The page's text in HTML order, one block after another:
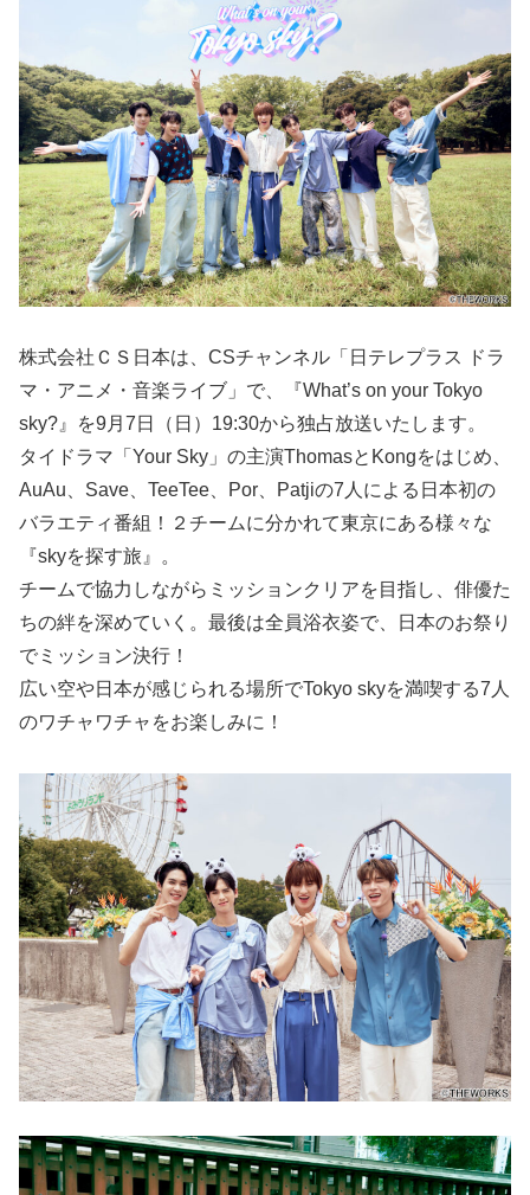
株式会社ＣＳ日本は、CSチャンネル「日テレプラス ドラ
マ・アニメ・音楽ライブ」で、『What’s on your Tokyo
sky?』を9月7日（日）19:30から独占放送いたします。
タイドラマ「Your Sky」の主演ThomasとKongをはじめ、
AuAu、Save、TeeTee、Por、Patjiの7人による日本初の
バラエティ番組！２チームに分かれて東京にある様々な
『skyを探す旅』。
チームで協力しながらミッションクリアを目指し、俳優た
ちの絆を深めていく。最後は全員浴衣姿で、日本のお祭り
でミッション決行！
広い空や日本が感じられる場所でTokyo skyを満喫する7人
のワチャワチャをお楽しみに！